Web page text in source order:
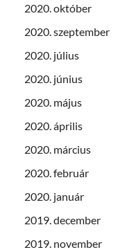
2020. október
2020. szeptember
2020. július
2020. június
2020. május
2020. április
2020. március
2020. február
2020. január
2019. december
2019. november